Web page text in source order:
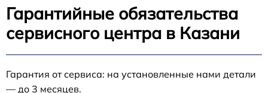
Гарантийные обязательства
сервисного центра в Казани
Гарантия от сервиса: на установленные нами детали
— до 3 месяцев.